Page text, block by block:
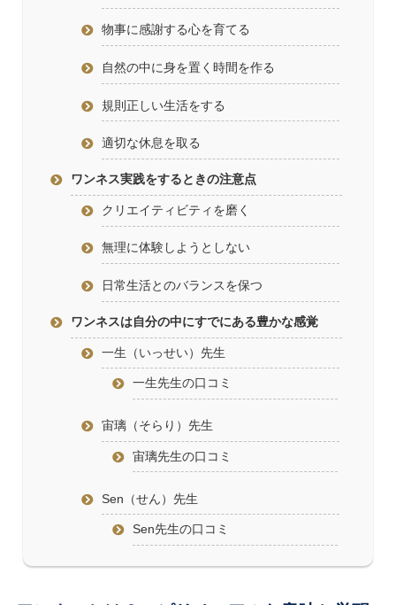
物事に感謝する心を育てる
自然の中に身を置く時間を作る
規則正しい生活をする
適切な休息を取る
ワンネス実践をするときの注意点
クリエイティビティを磨く
無理に体験しようとしない
日常生活とのバランスを保つ
ワンネスは自分の中にすでにある豊かな感覚
一生（いっせい）先生
一生先生の口コミ
宙璃（そらり）先生
宙璃先生の口コミ
Sen（せん）先生
Sen先生の口コミ